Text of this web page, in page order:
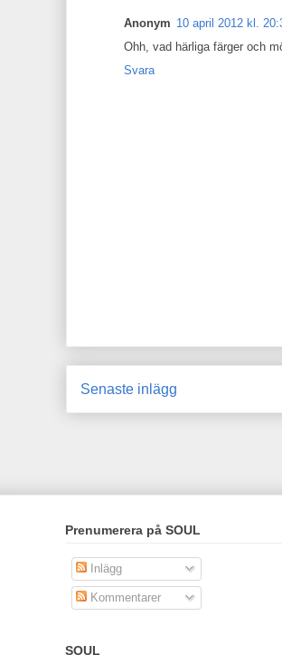
Anonym 10 april 2012 kl.
Ohh, vad härliga färger och
Svara
Senaste inlägg
Prenumerera på SOUL
Inlägg
Kommentarer
SOUL